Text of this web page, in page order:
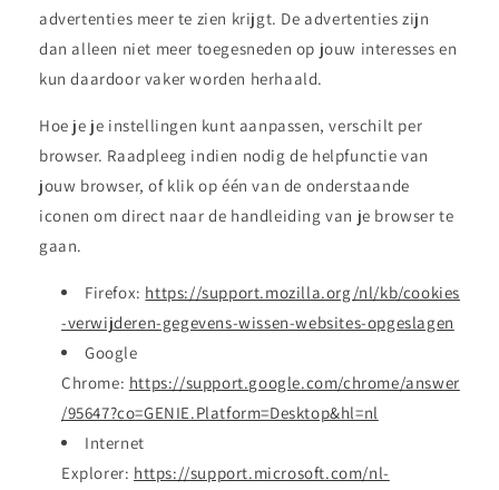
advertenties meer te zien krijgt. De advertenties zijn
dan alleen niet meer toegesneden op jouw interesses en
kun daardoor vaker worden herhaald.
Hoe je je instellingen kunt aanpassen, verschilt per
browser. Raadpleeg indien nodig de helpfunctie van
jouw browser, of klik op één van de onderstaande
iconen om direct naar de handleiding van je browser te
gaan.
Firefox: https://support.mozilla.org/nl/kb/cookies
-verwijderen-gegevens-wissen-websites-opgeslagen
Google
Chrome: https://support.google.com/chrome/answer
/95647?co=GENIE.Platform=Desktop&hl=nl
Internet
Explorer: https://support.microsoft.com/nl-